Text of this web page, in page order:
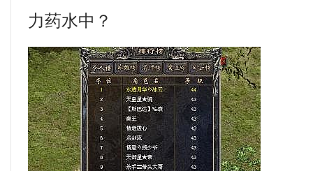
力药水中？